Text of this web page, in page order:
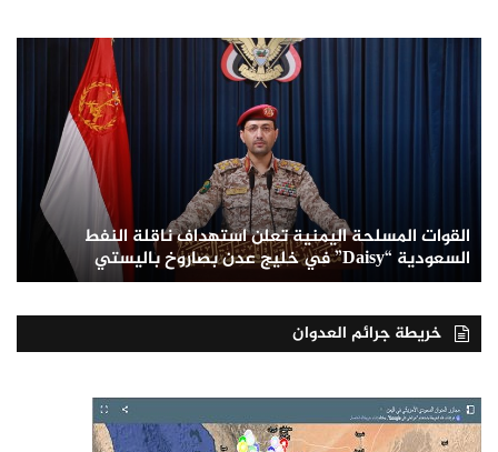
القوات المسلحة اليمنية تعلن استهداف ناقلة النفط
السعودية “Daisy” في خليج عدن بصاروخ باليستي
خريطة جرائم العدوان